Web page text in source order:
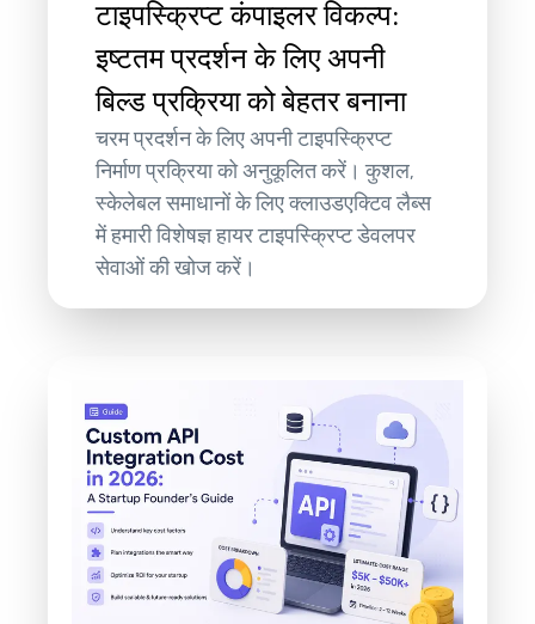
टाइपस्क्रिप्ट कंपाइलर विकल्प:
इष्टतम प्रदर्शन के लिए अपनी
बिल्ड प्रक्रिया को बेहतर बनाना
चरम प्रदर्शन के लिए अपनी टाइपस्क्रिप्ट
निर्माण प्रक्रिया को अनुकूलित करें। कुशल,
स्केलेबल समाधानों के लिए क्लाउडएक्टिव लैब्स
में हमारी विशेषज्ञ हायर टाइपस्क्रिप्ट डेवलपर
सेवाओं की खोज करें।